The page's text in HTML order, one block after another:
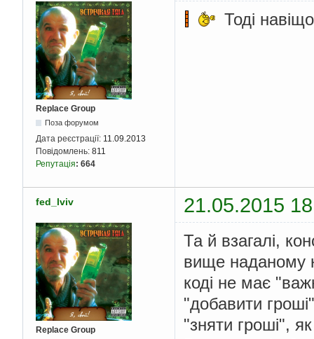
Replace Group
Поза форумом
Дата реєстрації: 11.09.2013
Повідомлень: 811
Репутація: 664
Тоді
fed_lviv 21.05.2015
Replace Group
Та й взагалі,
вище наданому
коді не має
"добавити
"зняти гроші",